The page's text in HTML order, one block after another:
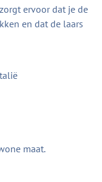
ervoor dat je de
en dat de laars
maat.